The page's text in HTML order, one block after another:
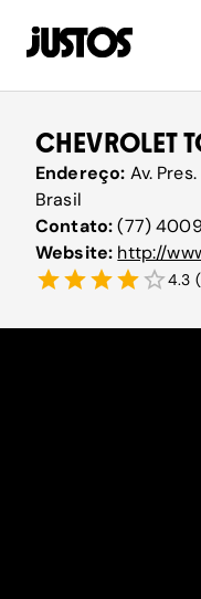
CHEVROLET
Endereço: Av.
Brasil
Contato:(77)
Website: http://
4.3 (